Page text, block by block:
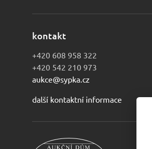
kontakt
+420 608 958 322
+420 542 210 973
aukce@sypka.cz
další kontaktní informace